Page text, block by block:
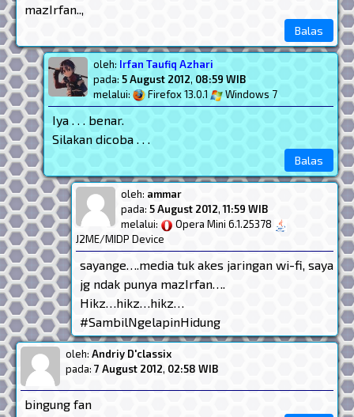
mazIrfan..,
Balas
oleh: Irfan Taufiq Azhari
pada: 5 August 2012, 08:59 WIB
melalui:
Firefox 13.0.1 Windows 7
Iya . . . benar.
Silakan dicoba . . .
Balas
oleh: ammar
pada: 5 August 2012,11:59 WIB
melalui:
Opera Mini 6.1.25378
J2ME/MIDP Device
sayange….media tuk akes jaringan wi-fi, saya
jg ndak punya mazIrfan….
Hikz…hikz…hikz…
#SambilNgelapinHidung
oleh: Andriy D'classix
pada: 7 August 2012, 02:58 WIB
bingung fan